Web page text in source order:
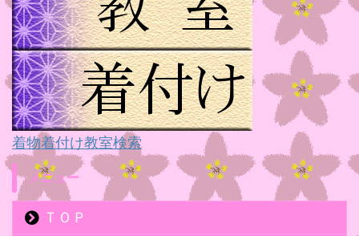
着物着付け教室検索
メニュー
ＴＯＰ